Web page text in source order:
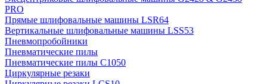
PRO
Прямые шлифовальные машины LSR64
Вертикальные шлифовальные машины LSS53
Пневмопробойники
Пневматические пилы
Пневматические пилы C1050
Циркулярные резаки